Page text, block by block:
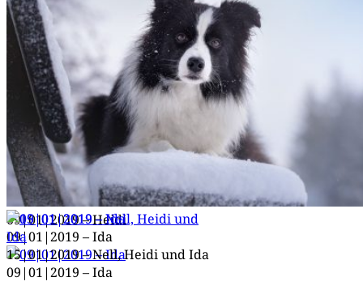
09|01|2019 – Heidi
09|01|2019 – Ida
09|01|2019 – Ida
15|01|2019 – Nell, Hei­di und Ida